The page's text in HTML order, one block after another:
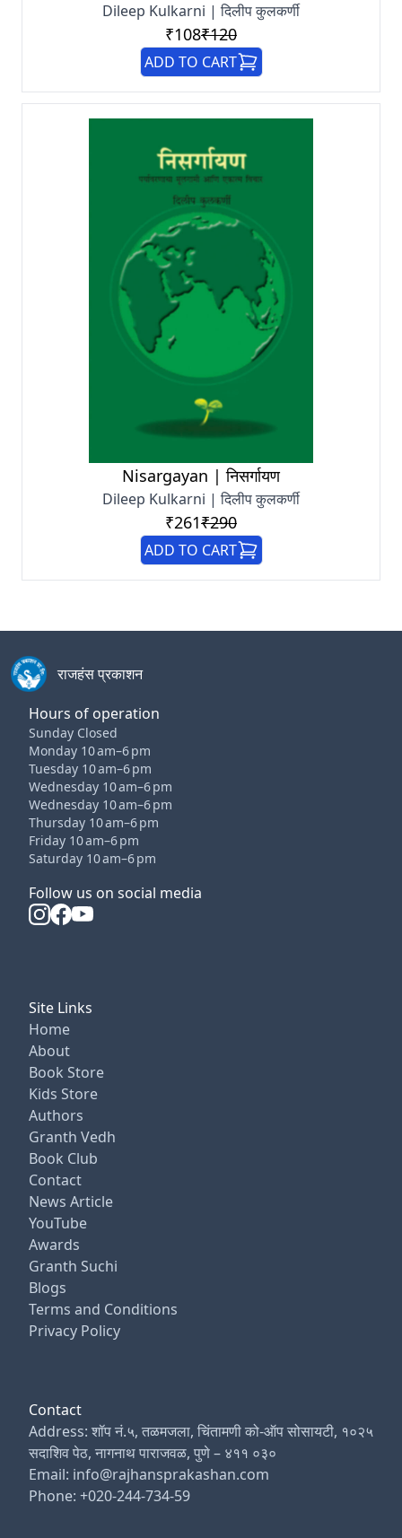
Dileep Kulkarni | दिलीप कुलकर्णी
₹108₹120
ADD TO CART
Nisargayan | निसर्गायण
Dileep Kulkarni | दिलीप कुलकर्णी
₹261₹290
ADD TO CART
राजहंस प्रकाशन
Hours of operation
Sunday Closed
Monday 10 am–6 pm
Tuesday 10 am–6 pm
Wednesday 10 am–6 pm
Wednesday 10 am–6 pm
Thursday 10 am–6 pm
Friday 10 am–6 pm
Saturday 10 am–6 pm
Follow us on social media
Site Links
Home
About
Book Store
Kids Store
Authors
Granth Vedh
Book Club
Contact
News Article
YouTube
Awards
Granth Suchi
Blogs
Terms and Conditions
Privacy Policy
Contact
Address: शॉप नं.५, तळमजला, चिंतामणी को-ऑप सोसायटी, १०२५
सदाशिव पेठ, नागनाथ पाराजवळ, पुणे – ४११ ०३०
Email: info@rajhansprakashan.com
Phone: +020-244-734-59